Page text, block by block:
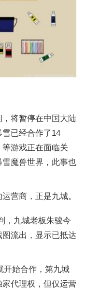
将暂停在中国大陆
已经合作了14
游戏正在面临关
魔兽世界，此事也
营商，正是九城。
，九城老板朱骏今
流出，显示已抵达
开始合作，第九城
代理权，但仅运营